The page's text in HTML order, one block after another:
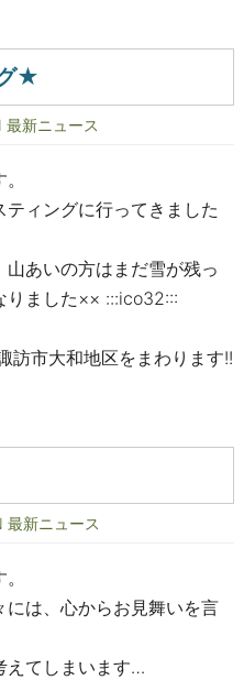
★
最新ニュース
ィングに行ってきました
あいの方はまだ雪が残っ
りました×× :::ico32:::
訪市大和地区をまわります!!
最新ニュース
は、心からお見舞いを言
えてしまいます…